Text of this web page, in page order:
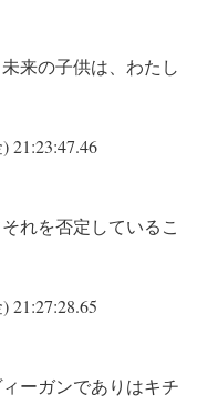
来の子供は、わたし
21:23:47.46
れを否定しているこ
21:27:28.65
ーガンでありはキチ